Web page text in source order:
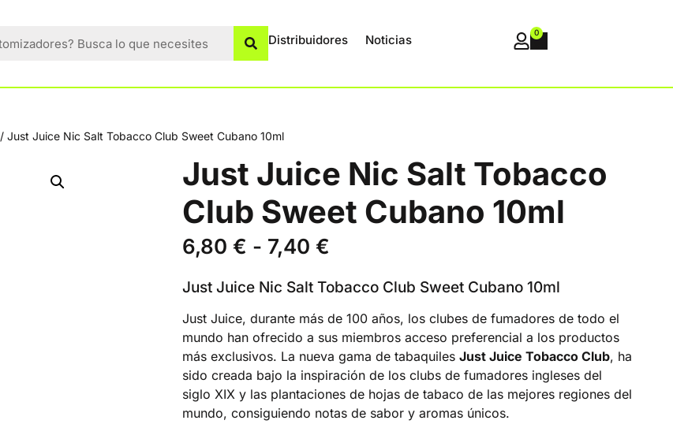
Distribuidores Noticias 0
/ Just Juice Nic Salt Tobacco Club Sweet Cubano 10ml
Just Juice Nic Salt Tobacco
Club Sweet Cubano 10ml
6,80 € - 7,40 €
Just Juice Nic Salt Tobacco Club Sweet Cubano 10ml
Just Juice, durante más de 100 años, los clubes de fumadores de todo el
mundo han ofrecido a sus miembros acceso preferencial a los productos
más exclusivos. La nueva gama de tabaquiles Just Juice Tobacco Club, ha
sido creada bajo la inspiración de los clubs de fumadores ingleses del
siglo XIX y las plantaciones de hojas de tabaco de las mejores regiones del
mundo, consiguiendo notas de sabor y aromas únicos.